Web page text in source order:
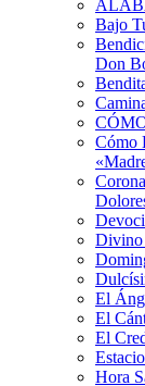
Bajo
Don
Cómo
Divino
El
El
El
Hora